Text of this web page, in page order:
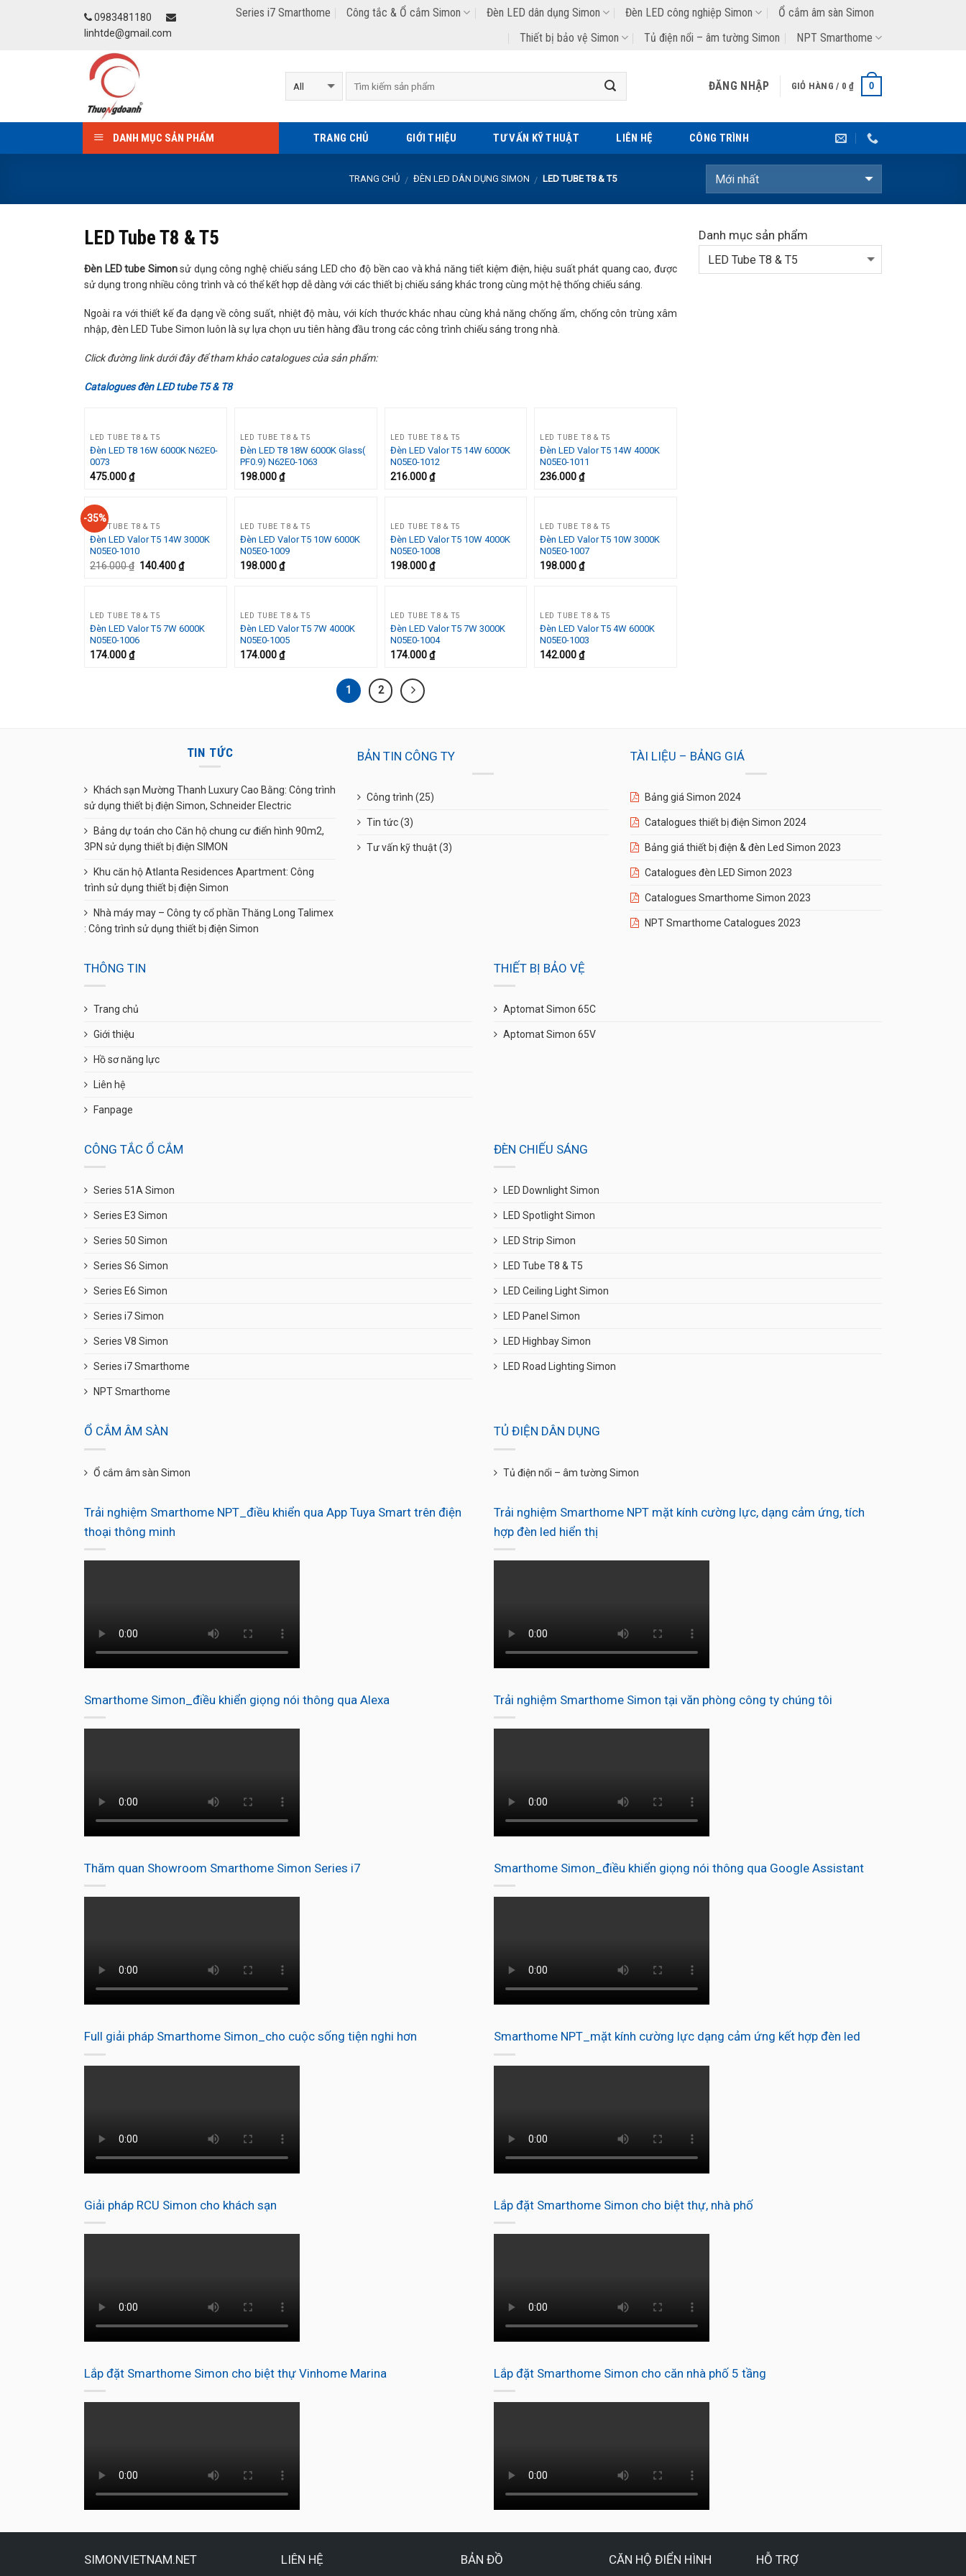
0983481180
linhtde@gmail.com
Series i7 Smarthome Công tắc & Ổ cắm Simon Đèn LED dân dụng Simon Đèn LED công nghiệp Simon
Ổ cắm âm sàn Simon
Thiết bị bảo vệ Simon
Tủ điện nổi – âm tường Simon NPT Smarthome
ĐĂNG NHẬP GIỎ HÀNG / 0₫ 0
DANH MỤC SẢN PHẨM TRANG CHỦ GIỚI THIỆU TƯ VẤN KỸ THUẬT LIÊN HỆ CÔNG TRÌNH
TRANG CHỦ / ĐÈN LED DÂN DỤNG SIMON / LED TUBE T8 & T5
LED Tube T8 & T5
Đèn LED tube Simonsử dụng công nghệ chiếu sáng LED cho độ bền cao và khả năng tiết kiệm điện, hiệu suất phát quang cao, được
sử dụng trong nhiều công trình và có thể kết hợp dễ dàng với các thiết bị chiếu sáng khác trong cùng một hệ thống chiếu sáng.
Ngoài ra với thiết kế đa dạng về công suất, nhiệt độ màu, với kích thước khác nhau cùng khả năng chống ẩm, chống côn trùng xâm
nhập, đèn LED Tube Simon luôn là sự lựa chọn ưu tiên hàng đầu trong các công trình chiếu sáng trong nhà.
Click đường link dưới đây để tham khảo catalogues của sản phẩm:
Catalogues đèn LED tube T5 & T8
Add to
LED TUBE T8 & T5
Đèn LED T8 16W 6000K N62E0-
0073
475.000₫
Add to
LED TUBE T8 & T5
Đèn LED T8 18W 6000K Glass(
PF0.9) N62E0-1063
198.000₫
Add to
LED TUBE T8 & T5
Đèn LED Valor T5 14W 6000K
N05E0-1012
216.000₫
Add to
LED TUBE T8 & T5
Đèn LED Valor T5 14W 4000K
N05E0-1011
236.000₫
-35%
Add to
LED TUBE T8 & T5
Đèn LED Valor T5 14W 3000K
N05E0-1010
216.000₫ 140.400₫
Add to
LED TUBE T8 & T5
Đèn LED Valor T5 10W 6000K
N05E0-1009
198.000₫
Add to
LED TUBE T8 & T5
Đèn LED Valor T5 10W 4000K
N05E0-1008
198.000₫
Add to
LED TUBE T8 & T5
Đèn LED Valor T5 10W 3000K
N05E0-1007
198.000₫
Add to
LED TUBE T8 & T5
Đèn LED Valor T5 7W 6000K
N05E0-1006
174.000₫
Add to
LED TUBE T8 & T5
Đèn LED Valor T5 7W 4000K
N05E0-1005
174.000₫
Add to
LED TUBE T8 & T5
Đèn LED Valor T5 7W 3000K
N05E0-1004
174.000₫
Add to
LED TUBE T8 & T5
Đèn LED Valor T5 4W 6000K
N05E0-1003
142.000₫
1 2
Danh mục sản phẩm
TIN TỨC
Khách sạn Mường Thanh Luxury Cao Bằng: Công trình
sử dụng thiết bị điện Simon, Schneider Electric
Bảng dự toán cho Căn hộ chung cư điển hình 90m2,
3PN sử dụng thiết bị điện SIMON
Khu căn hộ Atlanta Residences Apartment: Công
trình sử dụng thiết bị điện Simon
Nhà máy may – Công ty cổ phần Thăng Long Talimex
: Công trình sử dụng thiết bị điện Simon
BẢN TIN CÔNG TY
Công trình (25)
Tin tức(3)
Tư vấn kỹ thuật(3)
TÀI LIỆU – BẢNG GIÁ
Bảng giá Simon 2024
Catalogues thiết bị điện Simon 2024
Bảng giá thiết bị điện & đèn Led Simon 2023
Catalogues đèn LED Simon 2023
Catalogues Smarthome Simon 2023
NPT Smarthome Catalogues 2023
THÔNG TIN
Trang chủ
Giới thiệu
Hồ sơ năng lực
Liên hệ
Fanpage
THIẾT BỊ BẢO VỆ
Aptomat Simon 65C
Aptomat Simon 65V
CÔNG TẮC Ổ CẮM
Series 51A Simon
Series E3 Simon
Series 50 Simon
Series S6 Simon
Series E6 Simon
Series i7 Simon
Series V8 Simon
Series i7 Smarthome
NPT Smarthome
ĐÈN CHIẾU SÁNG
LED Downlight Simon
LED Spotlight Simon
LED Strip Simon
LED Tube T8 & T5
LED Ceiling Light Simon
LED Panel Simon
LED Highbay Simon
LED Road Lighting Simon
Ổ CẮM ÂM SÀN
Ổ cắm âm sàn Simon
TỦ ĐIỆN DÂN DỤNG
Tủ điện nổi – âm tường Simon
Trải nghiệm Smarthome NPT_điều khiển qua App Tuya Smart trên điện
thoại thông minh
Trải nghiệm Smarthome NPT mặt kính cường lực, dạng cảm ứng, tích
hợp đèn led hiển thị
Smarthome Simon_điều khiển giọng nói thông qua Alexa Trải nghiệm Smarthome Simon tại văn phòng công ty chúng tôi
Thăm quan Showroom Smarthome Simon Series i7 Smarthome Simon_điều khiển giọng nói thông qua Google Assistant
Full giải pháp Smarthome Simon_cho cuộc sống tiện nghi hơn Smarthome NPT_mặt kính cường lực dạng cảm ứng kết hợp đèn led
Giải pháp RCU Simon cho khách sạn Lắp đặt Smarthome Simon cho biệt thự, nhà phố
Lắp đặt Smarthome Simon cho biệt thự Vinhome Marina Lắp đặt Smarthome Simon cho căn nhà phố 5 tầng
SIMONVIETNAM.NET LIÊN HỆ BẢN ĐỒ CĂN HỘ ĐIỂN HÌNH HỖ TRỢ